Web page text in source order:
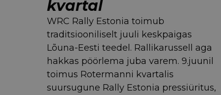
kvartal
WRC Rally Estonia toimub
traditsiooniliselt juuli keskpaigas
Lõuna-Eesti teedel. Rallikarussell aga
hakkas pöörlema juba varem. 9.juunil
toimus Rotermanni kvartalis
suursugune Rally Estonia pressiüritus,